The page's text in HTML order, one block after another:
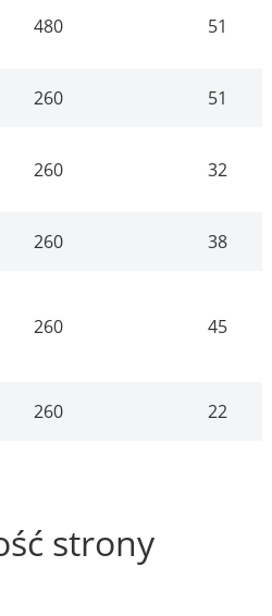
480 51
260 51
260 32
260 38
260 45
260 22
strony